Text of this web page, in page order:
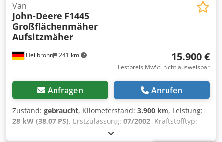
Heilbronn 241 km
Van
John-Deere F1445
Großflächenmäher
Aufsitzmäher
15.900 €
Festpreis MwSt. nicht ausweisbar
Anfragen Anrufen
Zustand: gebraucht, Kilometerstand: 3.900 km, Leistung:
28 kW (38,07 PS), Erstzulassung: 07/2002, Kraftstofftyp:
, Getriebetyp: